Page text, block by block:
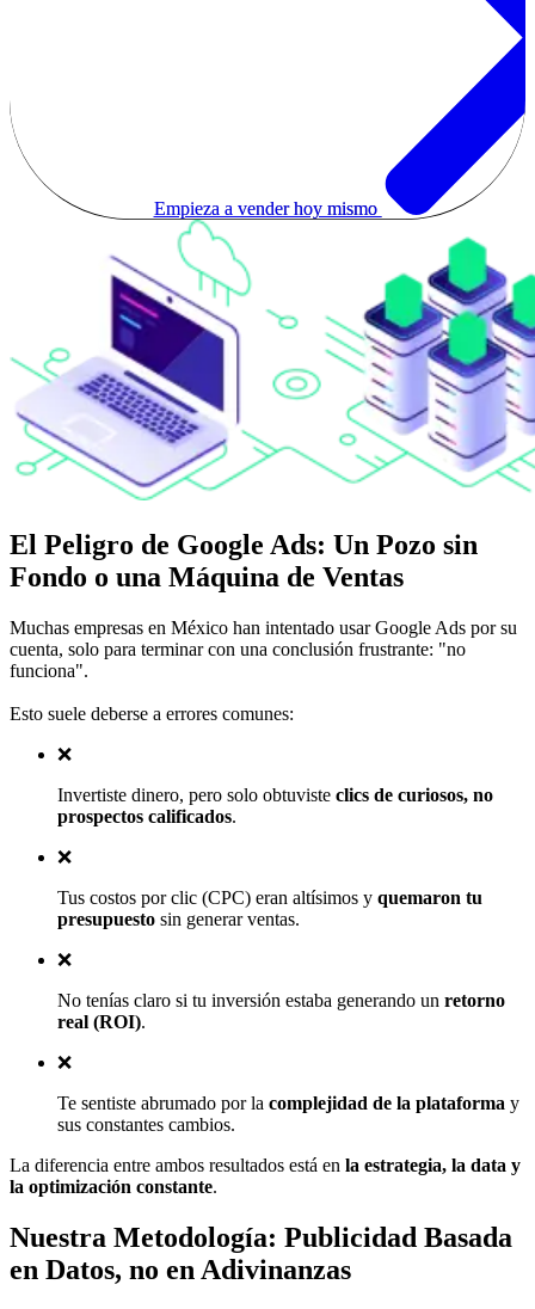
Empieza a vender hoy mismo
El Peligro de Google Ads: Un Pozo sin
Fondo o una Máquina de Ventas
Muchas empresas en México han intentado usar Google Ads por su
cuenta, solo para terminar con una conclusión frustrante: "no
funciona".
Esto suele deberse a errores comunes:
❌
Invertiste dinero, pero solo obtuviste clics de curiosos, no
prospectos calificados.
❌
Tus costos por clic (CPC) eran altísimos y quemaron tu
presupuesto sin generar ventas.
❌
No tenías claro si tu inversión estaba generando un retorno
real (ROI).
❌
Te sentiste abrumado por la complejidad de la plataforma y
sus constantes cambios.
La diferencia entre ambos resultados está en la estrategia, la data y
la optimización constante.
Nuestra Metodología: Publicidad Basada
en Datos, no en Adivinanzas